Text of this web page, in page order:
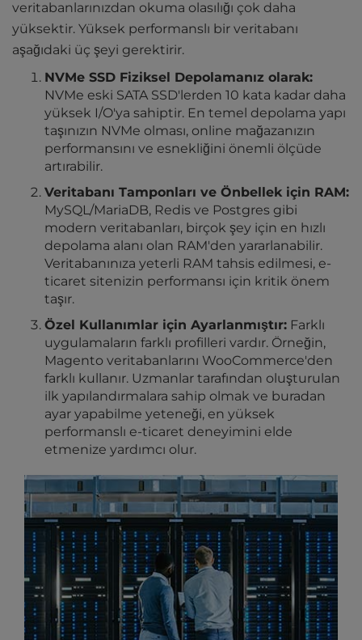
veritabanlarınızdan okuma olasılığı çok daha
yüksektir. Yüksek performanslı bir veritabanı
aşağıdaki üç şeyi gerektirir.
NVMe SSD Fiziksel Depolamanız olarak:
NVMe eski SATA SSD'lerden 10 kata kadar daha
yüksek I/O'ya sahiptir. En temel depolama yapı
taşınızın NVMe olması, online mağazanızın
performansını ve esnekliğini önemli ölçüde
artırabilir.
Veritabanı Tamponları ve Önbellek için RAM:
MySQL/MariaDB, Redis ve Postgres gibi
modern veritabanları, birçok şey için en hızlı
depolama alanı olan RAM'den yararlanabilir.
Veritabanınıza yeterli RAM tahsis edilmesi, e-
ticaret sitenizin performansı için kritik önem
taşır.
Özel Kullanımlar için Ayarlanmıştır: Farklı
uygulamaların farklı profilleri vardır. Örneğin,
Magento veritabanlarını WooCommerce'den
farklı kullanır. Uzmanlar tarafından oluşturulan
ilk yapılandırmalara sahip olmak ve buradan
ayar yapabilme yeteneği, en yüksek
performanslı e-ticaret deneyimini elde
etmenize yardımcı olur.